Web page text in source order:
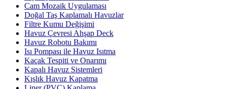
Cam Mozaik Uygulaması
Doğal Taş Kaplamalı Havuzlar
Filtre Kumu Değişimi
Havuz Çevresi Ahşap Deck
Havuz Robotu Bakımı
Isı Pompası ile Havuz Isıtma
Kaçak Tespiti ve Onarımı
Kapalı Havuz Sistemleri
Kışlık Havuz Kapatma